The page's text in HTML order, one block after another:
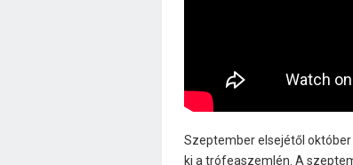
Szeptember elsejétől
ki a trófeaszemlén. A